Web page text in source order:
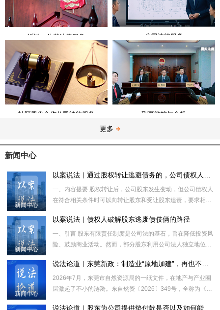
诉讼、仲裁法律服务 公司法律服务
社区股份合作公司法律服务 刑事辩护与合规
更多
新闻中心
新闻中心
以案说法｜通过股权转让逃避债务的，公司债权人如何维权？
一、内容提要 股权转让后，公司股东发生变动，但公司债权人
在符合相关条件时可以向转让股东和受让股东追责，要求相关
时限下，
新闻中心
以案说法｜债权人破解股东逃废债伎俩的路径
一、引言 股东有限责任制度是公司法的基石，旨在降低投资风
险、鼓励商业活动。然而，部分股东利用公司法人独立地位和
任，严重
新闻中心
说法论道｜东莞新政：制造业“原地加建”，再也不用补地价了
2026年7月，东莞市自然资源局的一纸文件，在地产与产业圈
层激起了不小的涟漪。东自然资〔2026〕349号，全称为《东